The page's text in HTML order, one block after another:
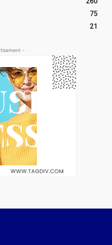
75
21
-